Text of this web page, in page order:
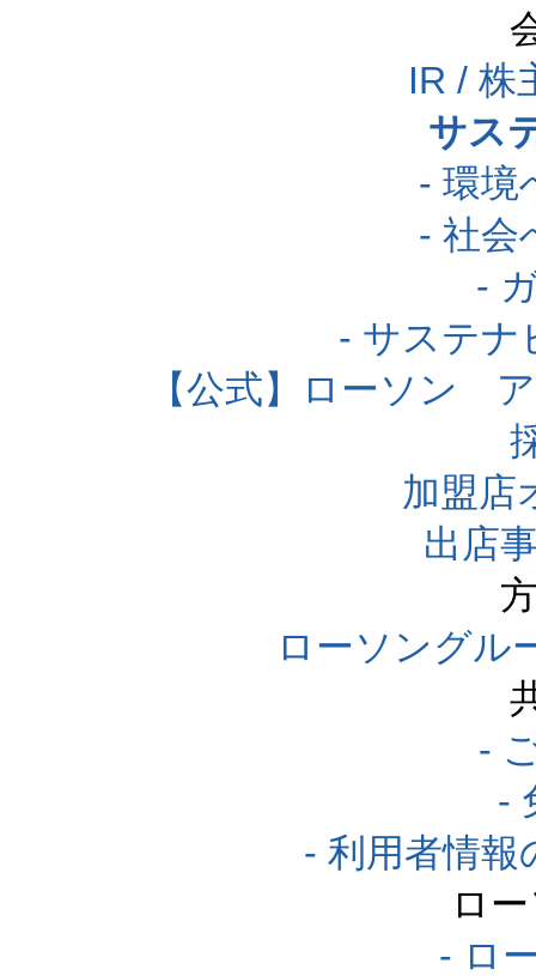
IR / 株
サス
- 環境
- 社会
-
- サステナ
【公式】ローソン
加盟店
出店
ローソングル
-
-
- 利用者情報
ロ
- ロ